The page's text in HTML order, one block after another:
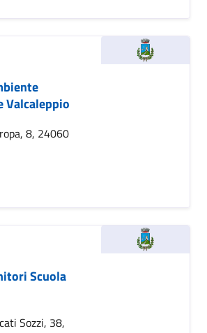
Valcaleppio
8, 24060
Scuola
Sozzi, 38,